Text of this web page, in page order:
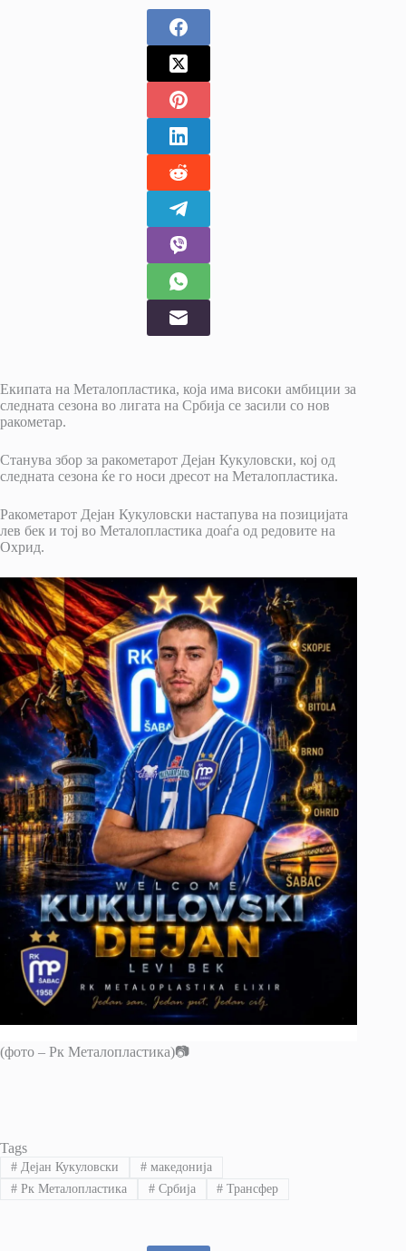
Екипата на Металопластика, која има високи амбиции за
следната сезона во лигата на Србија се засили со нов
ракометар.
Станува збор за ракометарот Дејан Кукуловски, кој од
следната сезона ќе го носи дресот на Металопластика.
Ракометарот Дејан Кукуловски настапува на позицијата
лев бек и тој во Металопластика доаѓа од редовите на
Охрид.
(фото – Рк Металопластика)📷
Tags
#Дејан Кукуловски #македонија
#Рк Металопластика #Србија # Трансфер